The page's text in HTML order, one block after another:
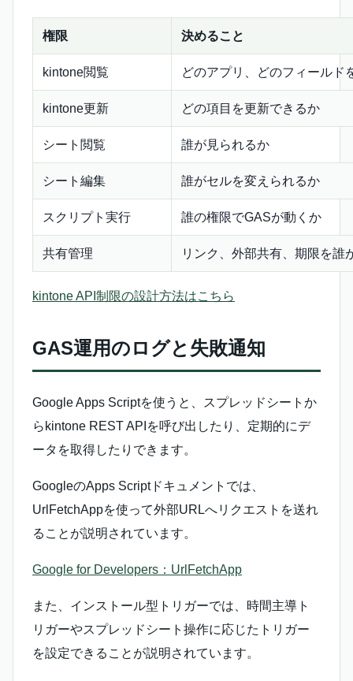
権限 決めること
kintone閲覧 どのアプリ、どのフィールド
kintone更新 どの項目を更新できるか
シート閲覧 誰が見られるか
シート編集 誰がセルを変えられるか
スクリプト実行 誰の権限でGASが動くか
共有管理 リンク、外部共有、期限を誰
kintone API制限の設計方法はこちら
GAS運用のログと失敗通知
Google Apps Scriptを使うと、スプレッドシートか
らkintone REST APIを呼び出したり、定期的にデ
ータを取得したりできます。
GoogleのApps Scriptドキュメントでは、
UrlFetchAppを使って外部URLへリクエストを送れ
ることが説明されています。
Google for Developers：UrlFetchApp
また、インストール型トリガーでは、時間主導ト
リガーやスプレッドシート操作に応じたトリガー
を設定できることが説明されています。